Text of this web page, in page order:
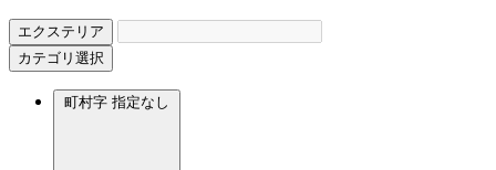
エクステリア
カテゴリ選択
町村字 指定なし